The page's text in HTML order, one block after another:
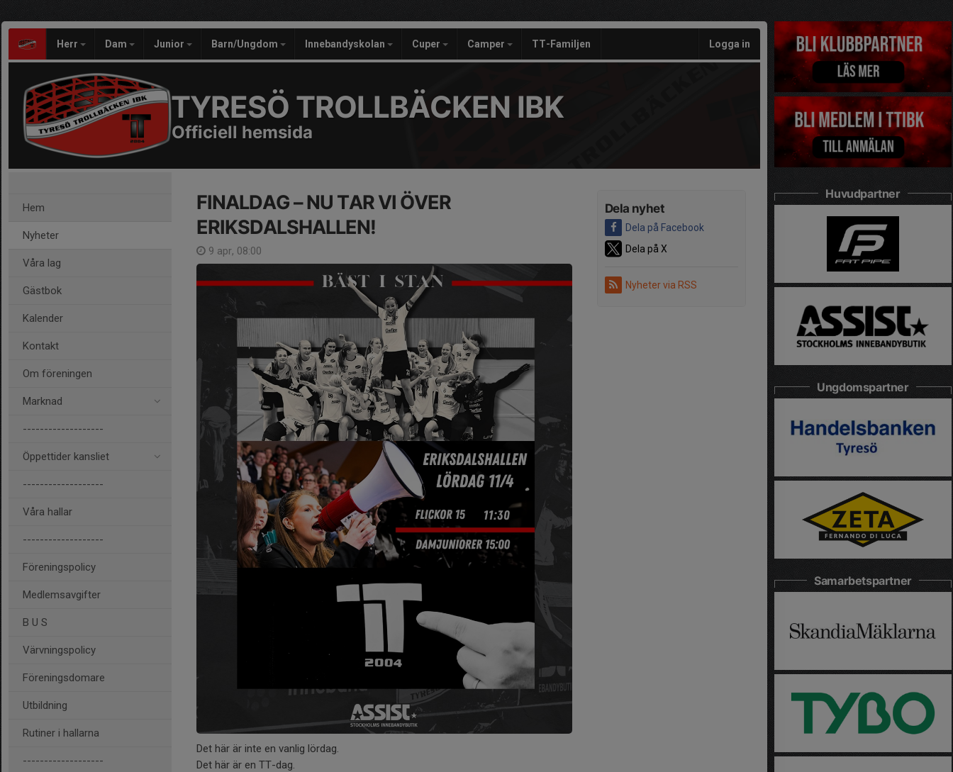
Herr Dam Junior Barn/Ungdom Innebandyskolan Cuper Camper TT-Familjen Logga in
TYRESÖ TROLLBÄCKEN IBK
Officiell hemsida
Hem
Nyheter
Våra lag
Gästbok
Kalender
Kontakt
Om föreningen
Marknad
-------------------
Öppettider kansliet
-------------------
Våra hallar
-------------------
Föreningspolicy
Medlemsavgifter
B U S
Värvningspolicy
Föreningsdomare
Utbildning
Rutiner i hallarna
-------------------
Dela nyhet
Dela på Facebook
Dela på X
Nyheter via RSS
FINALDAG – NU TAR VI ÖVER
ERIKSDALSHALLEN!
9 apr, 08:00
Det här är inte en vanlig lördag.
Det här är en TT-dag.
Huvudpartner
Ungdomspartner
Samarbetspartner